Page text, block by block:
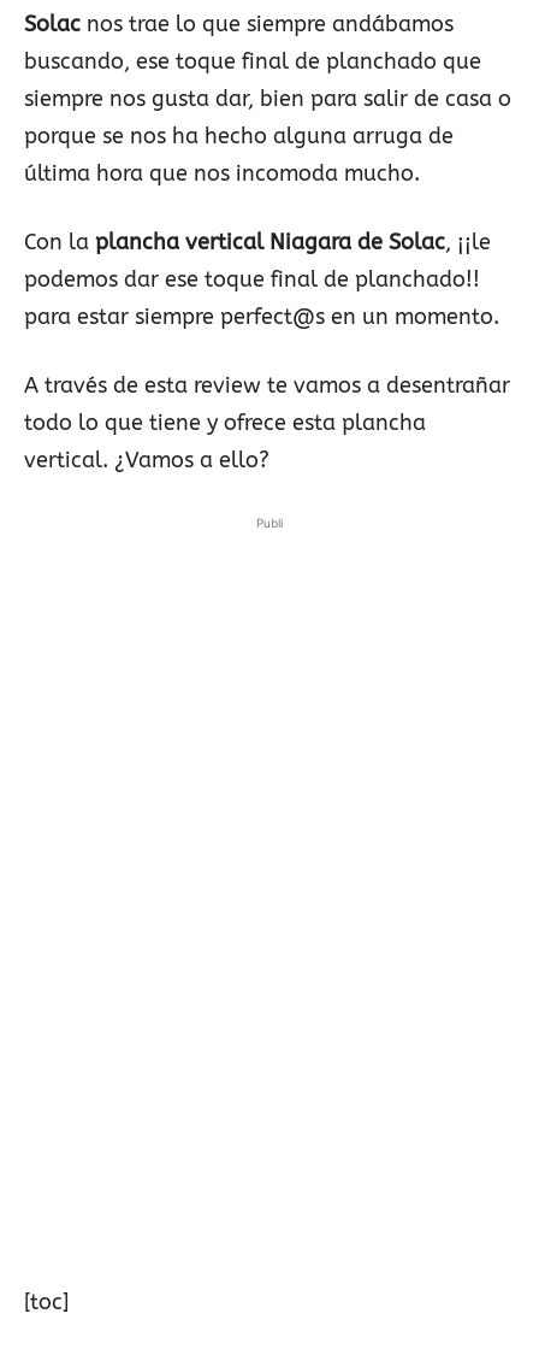
Solac nos trae lo que siempre andábamos
buscando, ese toque final de planchado que
siempre nos gusta dar, bien para salir de casa o
porque se nos ha hecho alguna arruga de
última hora que nos incomoda mucho.
Con la plancha vertical Niagara de Solac, ¡¡le
podemos dar ese toque final de planchado!!
para estar siempre perfect@s en un momento.
A través de esta review te vamos a desentrañar
todo lo que tiene y ofrece esta plancha
vertical. ¿Vamos a ello?
Publi
[toc]